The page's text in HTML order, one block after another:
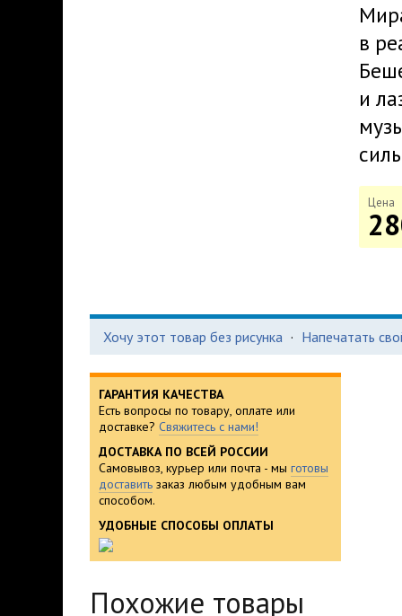
в
и
Цена
Хочу этот товар без рисунка · Напечатать
ГАРАНТИЯ КАЧЕСТВА
Есть вопросы по товару, оплате или
доставке? Свяжитесь с нами!
ДОСТАВКА ПО ВСЕЙ РОССИИ
Самовывоз, курьер или почта - мы готовы
доставить заказ любым удобным вам
способом.
УДОБНЫЕ СПОСОБЫ ОПЛАТЫ
Похожие товары